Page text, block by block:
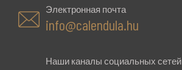
Электронная почта
info@calendula.hu
Наши каналы социальных сетей